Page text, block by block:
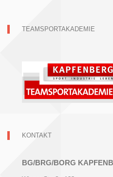
TEAMSPORTAKADEMIE
KONTAKT
BG/BRG/BORG